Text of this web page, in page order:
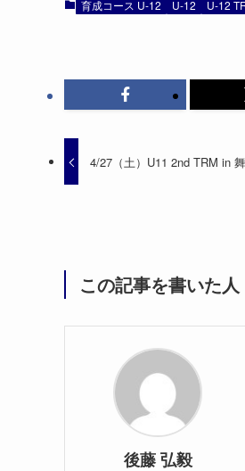
育成コース U-12 U-12 U-12
4/27（土）U11 2nd TRM in
この記事を書いた人
後藤 弘毅